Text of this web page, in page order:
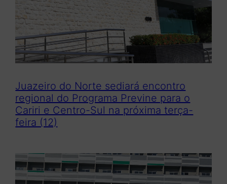
Juazeiro do Norte sediará encontro
regional do Programa Previne para o
Cariri e Centro-Sul na próxima terça-
feira (12)